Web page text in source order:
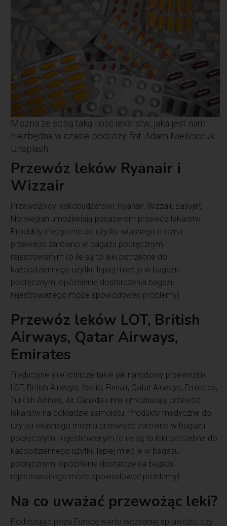
Można ze sobą taką ilość lekarstw, jaka jest nam
niezbędna w czasie podróży, fot. Adam Nieścioruk
Unsplash
Przewóz leków Ryanair i
Wizzair
Przewoźnicy niskobudżetowi: Ryanair, Wizzair, Easyjet,
Norwegian umożliwiają pasażerom przewóz lekarstw.
Produkty medyczne do użytku własnego można
przewieźć zarówno w bagażu podręcznym i
rejestrowanym (o ile są to leki potrzebne do
każdodziennego użytku lepiej mieć je w bagażu
podręcznym, opóźnienie dostarczenia bagażu
rejestrowanego może spowodować problemy).
Przewóz leków LOT, British
Airways, Qatar Airways,
Emirates
Tradycyjne linie lotnicze takie jak narodowy przewoźnik
LOT, British Airways, Iberia, Finnair, Qatar Airways, Emirates,
Turkish Airlines, Air Canada i inne umożliwiają przewóz
lekarstw na pokładzie samolotu. Produkty medyczne do
użytku własnego można przewieźć zarówno w bagażu
podręcznym i rejestrowanym (o ile są to leki potrzebne do
każdodziennego użytku lepiej mieć je w bagażu
podręcznym, opóźnienie dostarczenia bagażu
rejestrowanego może spowodować problemy).
Na co uważać przewożąc leki?
Podróżując poza Europę warto wcześniej sprawdzić, czy